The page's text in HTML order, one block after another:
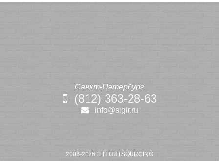
Санкт-Петербург
(812) 363-28-63
info@sigir.ru
2006-2026 © IT OUTSOURCING